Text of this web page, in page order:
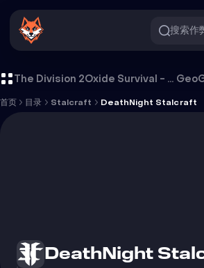
搜索作
The Division 2 Oxide Survival - Rust Mobile
首页 目录 Stalcraft DeathNight Stalcraft
DeathNight